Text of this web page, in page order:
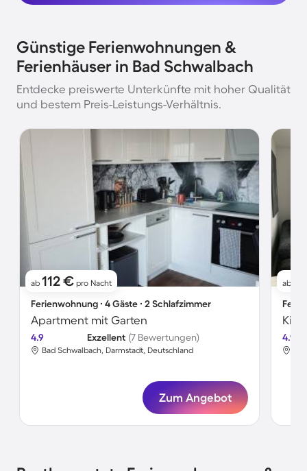
Günstige Ferienwohnungen &
Ferienhäuser in Bad Schwalbach
Entdecke preiswerte Unterkünfte mit hoher Qualität
und bestem Preis-Leistungs-Verhältnis.
ab 112 € pro Nacht
Ferienwohnung ∙ 4 Gäste ∙ 2 Schlafzimmer
Apartment mit Garten
4.9 Exzellent (7 Bewertungen)
Bad Schwalbach, Darmstadt, Deutschland
Zum Angebot
ab
4.9